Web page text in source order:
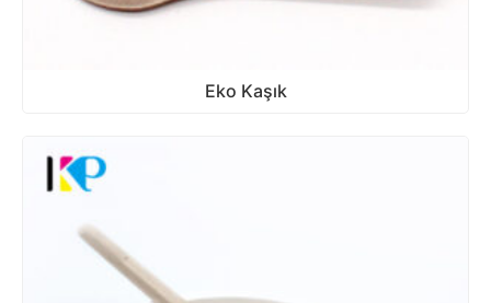
Eko Kaşık